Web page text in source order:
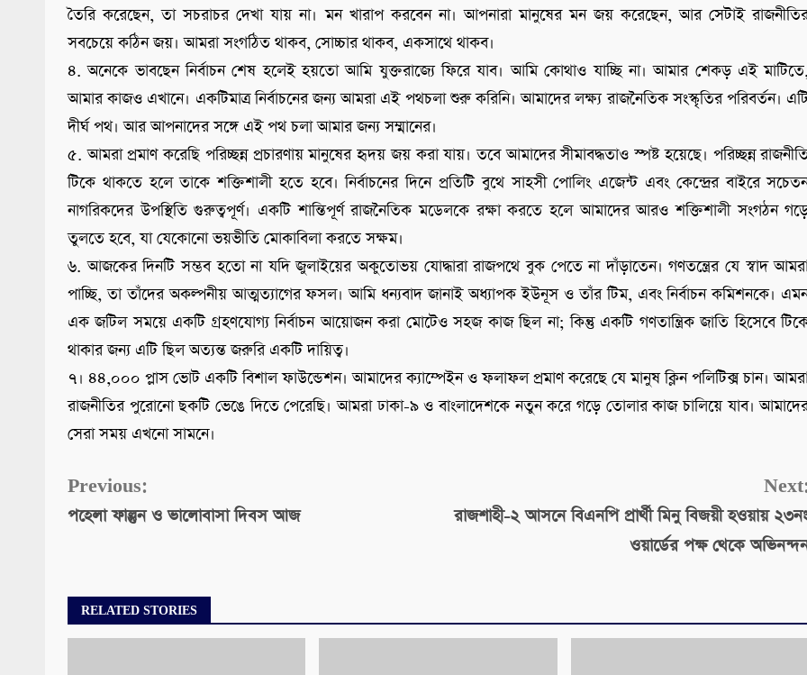
তৈরি করেছেন, তা সচরাচর দেখা যায় না। মন খারাপ করবেন না। আপনারা মানুষের মন জয় করেছেন, আর সেটাই
সবচেয়ে কঠিন জয়। আমরা সংগঠিত থাকব, সোচ্চার থাকব, একসাথে থাকব।
৪. অনেকে ভাবছেন নির্বাচন শেষ হলেই হয়তো আমি যুক্তরাজ্যে ফিরে যাব। আমি কোথাও যাচ্ছি না। আমার শেকড় এই
আমার কাজও এখানে। একটিমাত্র নির্বাচনের জন্য আমরা এই পথচলা শুরু করিনি। আমাদের লক্ষ্য রাজনৈতিক সংস্কৃতির পরিবর্তন।
দীর্ঘ পথ। আর আপনাদের সঙ্গে এই পথ চলা আমার জন্য সম্মানের।
৫. আমরা প্রমাণ করেছি পরিচ্ছন্ন প্রচারণায় মানুষের হৃদয় জয় করা যায়। তবে আমাদের সীমাবদ্ধতাও স্পষ্ট হয়েছে। পরিচ্ছন্ন
টিকে থাকতে হলে তাকে শক্তিশালী হতে হবে। নির্বাচনের দিনে প্রতিটি বুথে সাহসী পোলিং এজেন্ট এবং কেন্দ্রের বাইরে
নাগরিকদের উপস্থিতি গুরুত্বপূর্ণ। একটি শান্তিপূর্ণ রাজনৈতিক মডেলকে রক্ষা করতে হলে আমাদের আরও শক্তিশালী সংগঠন
তুলতে হবে, যা যেকোনো ভয়ভীতি মোকাবিলা করতে সক্ষম।
৬. আজকের দিনটি সম্ভব হতো না যদি জুলাইয়ের অকুতোভয় যোদ্ধারা রাজপথে বুক পেতে না দাঁড়াতেন। গণতন্ত্রের যে স্বাদ
পাচ্ছি, তা তাঁদের অকল্পনীয় আত্মত্যাগের ফসল। আমি ধন্যবাদ জানাই অধ্যাপক ইউনূস ও তাঁর টিম, এবং নির্বাচন কমিশনকে।
এক জটিল সময়ে একটি গ্রহণযোগ্য নির্বাচন আয়োজন করা মোটেও সহজ কাজ ছিল না; কিন্তু একটি গণতান্ত্রিক জাতি হিসেবে
থাকার জন্য এটি ছিল অত্যন্ত জরুরি একটি দায়িত্ব।
৭। ৪৪,০০০ প্লাস ভোট একটি বিশাল ফাউন্ডেশন। আমাদের ক্যাম্পেইন ও ফলাফল প্রমাণ করেছে যে মানুষ ক্লিন পলিটিক্স চান।
রাজনীতির পুরোনো ছকটি ভেঙে দিতে পেরেছি। আমরা ঢাকা-৯ ও বাংলাদেশকে নতুন করে গড়ে তোলার কাজ চালিয়ে যাব।
সেরা সময় এখনো সামনে।
Continue
Reading
Previous:
পহেলা ফাল্গুন ও ভালোবাসা দিবস আজ
Next:
রাজশাহী-২ আসনে বিএনপি প্রার্থী মিনু বিজয়ী হওয়ায়
ওয়ার্ডের পক্ষ থেকে
RELATED STORIES